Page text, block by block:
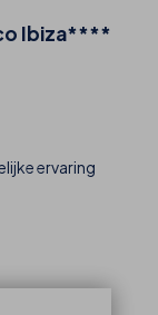
Ibiza****
ervaring